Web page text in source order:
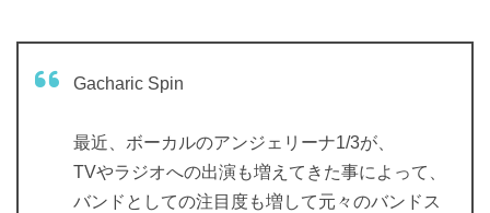
Gacharic Spin
最近、ボーカルのアンジェリーナ1/3が、
TVやラジオへの出演も増えてきた事によって、
バンドとしての注目度も増して元々のバンドス